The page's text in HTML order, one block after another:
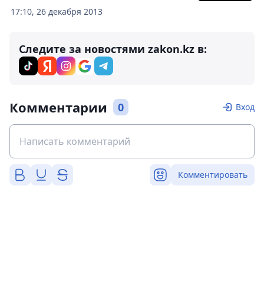
17:10, 26 декабря 2013
Следите за новостями zakon.kz в:
Комментарии 0 Вход
Комментировать